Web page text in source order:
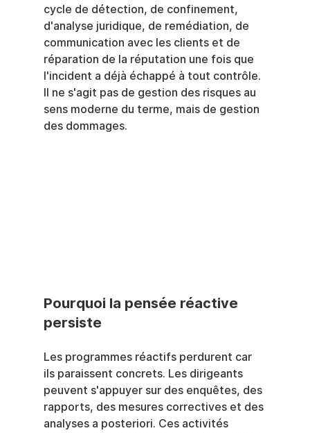
cycle de détection, de confinement,
d'analyse juridique, de remédiation, de
communication avec les clients et de
réparation de la réputation une fois que
l'incident a déjà échappé à tout contrôle.
Il ne s'agit pas de gestion des risques au
sens moderne du terme, mais de gestion
des dommages.
Pourquoi la pensée réactive
persiste
Les programmes réactifs perdurent car
ils paraissent concrets. Les dirigeants
peuvent s'appuyer sur des enquêtes, des
rapports, des mesures correctives et des
analyses a posteriori. Ces activités